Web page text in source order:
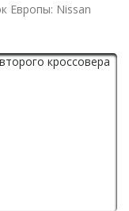
Европы: Nissan